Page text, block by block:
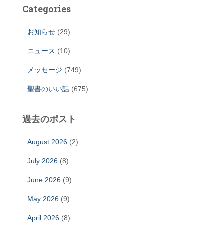
Categories
お知らせ (29)
ニュース (10)
メッセージ (749)
聖書のいい話 (675)
過去のポスト
August 2026 (2)
July 2026 (8)
June 2026 (9)
May 2026 (9)
April 2026 (8)